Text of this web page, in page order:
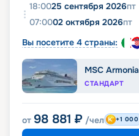
18:0025 сентября 2026пт
07:0002 октября 2026пт
Вы посетите 4 страны:
MSC Armonia
СТАНДАРТ
от 98 881 ₽ /чел +1 000